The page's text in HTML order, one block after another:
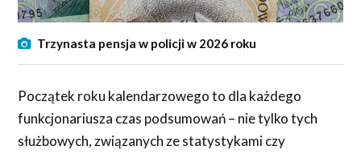
Trzynasta pensja w policji w 2026 roku
Początek roku kalendarzowego to dla każdego
funkcjonariusza czas podsumowań – nie tylko tych
służbowych, związanych ze statystykami czy